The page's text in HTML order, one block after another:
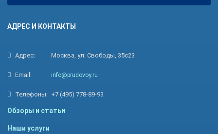
АДРЕС И КОНТАКТЫ
Адрес: Москва, ул. Свободы, 35с23
Email: info@prudovoy.ru
Телефоны: +7 (495) 778-89-93
Обзоры и статьи
Наши услуги